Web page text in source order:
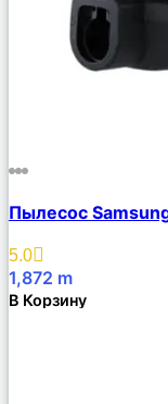
Описание
Избранное
Пылесос
5.0
1,872 m
В Корзину